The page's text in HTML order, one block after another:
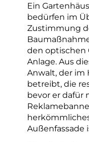
Ein
bedürfen im
Zustimmung
den optischen
Anlage. Aus
Anwalt, der im
betreibt, die
bevor er dafür
Außenfassade